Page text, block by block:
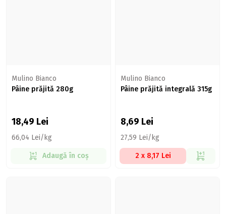
Mulino Bianco
Pâine prăjită 280g
18,49 Lei
66,04 Lei/kg
Adaugă în coș
Mulino Bianco
Pâine prăjită integrală 315g
8,69 Lei
27,59 Lei/kg
2 x 8,17 Lei